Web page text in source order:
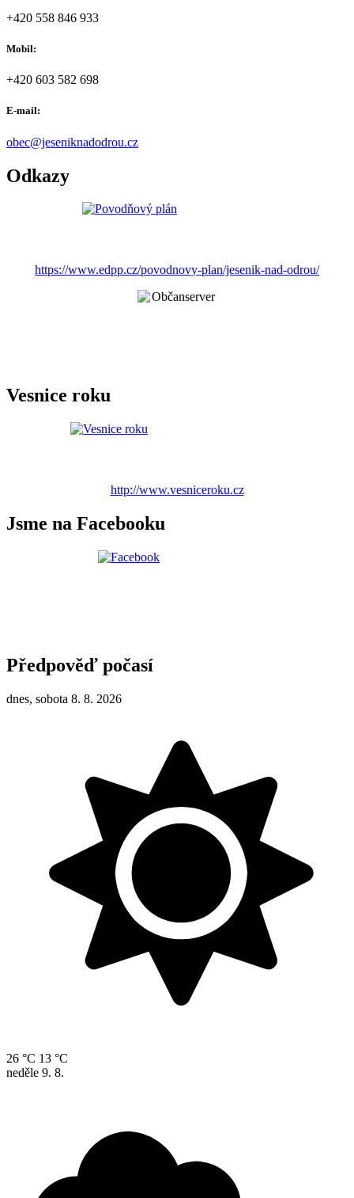
+420 558 846 933
Mobil:
+420 603 582 698
E-mail:
obec@jeseniknadodrou.cz
Odkazy
https://www.edpp.cz/povodnovy-plan/jesenik-nad-odrou/
Vesnice roku
http://www.vesniceroku.cz
Jsme na Facebooku
Předpověď počasí
dnes, sobota 8. 8. 2026
26 °C 13 °C
neděle 9. 8.